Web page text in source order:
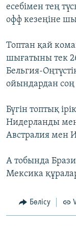
есебімен тең
офф кезеңіне
Топтан қай
шығатыны тек
Бельгия-
ойындардан соң
Бүгін топтық
Нидерланды
Австралия мен
А тобында
Мексика
Бөлісу